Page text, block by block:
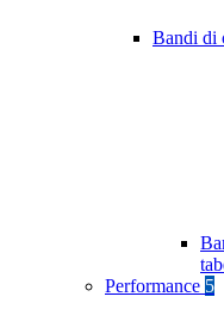
Bandi di
Performance 5